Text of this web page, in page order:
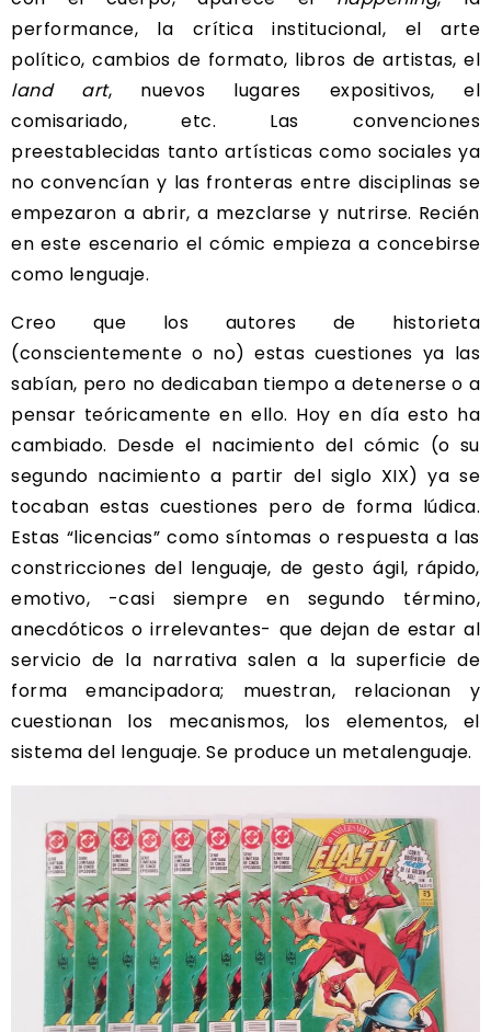
performance, la crítica institucional, el arte
político, cambios de formato, libros de artistas, el
land art, nuevos lugares expositivos, el
comisariado, etc. Las convenciones
preestablecidas tanto artísticas como sociales ya
no convencían y las fronteras entre disciplinas se
empezaron a abrir, a mezclarse y nutrirse. Recién
en este escenario el cómic empieza a concebirse
como lenguaje.
Creo que los autores de historieta
(conscientemente o no) estas cuestiones ya las
sabían, pero no dedicaban tiempo a detenerse o a
pensar teóricamente en ello. Hoy en día esto ha
cambiado. Desde el nacimiento del cómic (o su
segundo nacimiento a partir del siglo XIX) ya se
tocaban estas cuestiones pero de forma lúdica.
Estas “licencias” como síntomas o respuesta a las
constricciones del lenguaje, de gesto ágil, rápido,
emotivo, -casi siempre en segundo término,
anecdóticos o irrelevantes- que dejan de estar al
servicio de la narrativa salen a la superficie de
forma emancipadora; muestran, relacionan y
cuestionan los mecanismos, los elementos, el
sistema del lenguaje. Se produce un metalenguaje.